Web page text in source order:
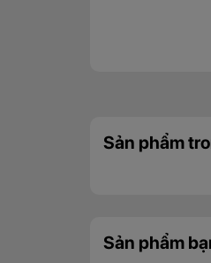
Sản phẩm
Sản phẩm